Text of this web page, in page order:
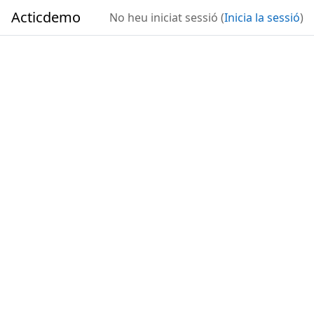
Acticdemo No heu iniciat sessió (Inicia la sessió)